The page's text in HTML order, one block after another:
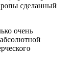
сделанный
очень